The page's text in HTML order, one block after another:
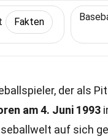
Fakten
der als
am 4. Juni 1993
auf sich